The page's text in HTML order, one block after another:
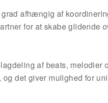
afhængig af
for at skabe glidende
af beats, melodier
det giver mulighed for